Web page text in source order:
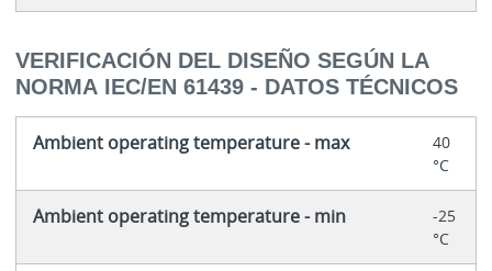
VERIFICACIÓN DEL DISEÑO SEGÚN LA
NORMA IEC/EN 61439 - DATOS TÉCNICOS
Ambient operating temperature - max
40
°C
Ambient operating temperature - min
-25
°C